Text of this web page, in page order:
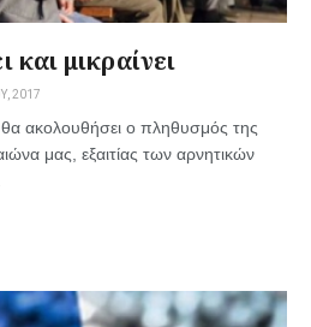
μικραίνει
2017
ακολουθήσει ο πληθυσμός της
μας, εξαιτίας των αρνητικών